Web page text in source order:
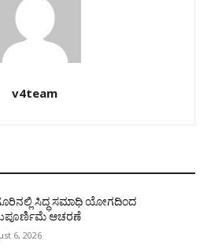
v4team
ಸಿದ್ಧ ಸಮಾಧಿ ಯೋಗದಿಂದ
ಆಚರಣೆ
6, 2026